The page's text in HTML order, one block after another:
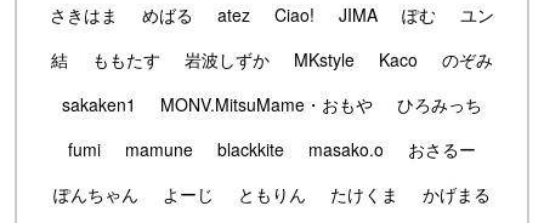
さきはま
めばる atez Ciao! JIMA ぽむ
ユン
結
ももたす 岩波しずか MKstyle Kaco
のぞみ
sakaken1
MONV.MitsuMame・おもや
ひろみっち
fumi
mamune blackkite masako.o
おさるー
ぽんちゃん
よーじ ともりん たけくま
かげまる